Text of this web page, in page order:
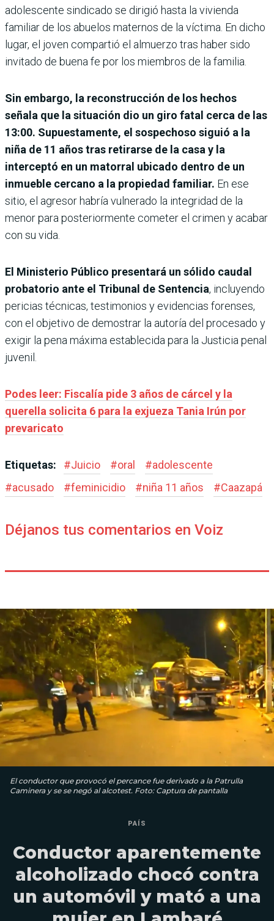
adolescente sindicado se dirigió hasta la vivienda
familiar de los abuelos maternos de la víctima. En dicho
lugar, el joven compartió el almuerzo tras haber sido
invitado de buena fe por los miembros de la familia.
Sin embargo, la reconstrucción de los hechos
señala que la situación dio un giro fatal cerca de las
13:00. Supuestamente, el sospechoso siguió a la
niña de 11 años tras retirarse de la casa y la
interceptó en un matorral ubicado dentro de un
inmueble cercano a la propiedad familiar. En ese
sitio, el agresor habría vulnerado la integridad de la
menor para posteriormente cometer el crimen y acabar
con su vida.
El Ministerio Público presentará un sólido caudal
probatorio ante el Tribunal de Sentencia, incluyendo
pericias técnicas, testimonios y evidencias forenses,
con el objetivo de demostrar la autoría del procesado y
exigir la pena máxima establecida para la Justicia penal
juvenil.
Podes leer: Fiscalía pide 3 años de cárcel y la
querella solicita 6 para la exjueza Tania Irún por
prevaricato
Etiquetas: #Juicio #oral #adolescente
#acusado #feminicidio #niña 11 años #Caazapá
Déjanos tus comentarios en Voiz
El conductor que provocó el percance fue derivado a la Patrulla
Caminera y se se negó al alcotest. Foto: Captura de pantalla
PAÍS
Conductor aparentemente
alcoholizado chocó contra
un automóvil y mató a una